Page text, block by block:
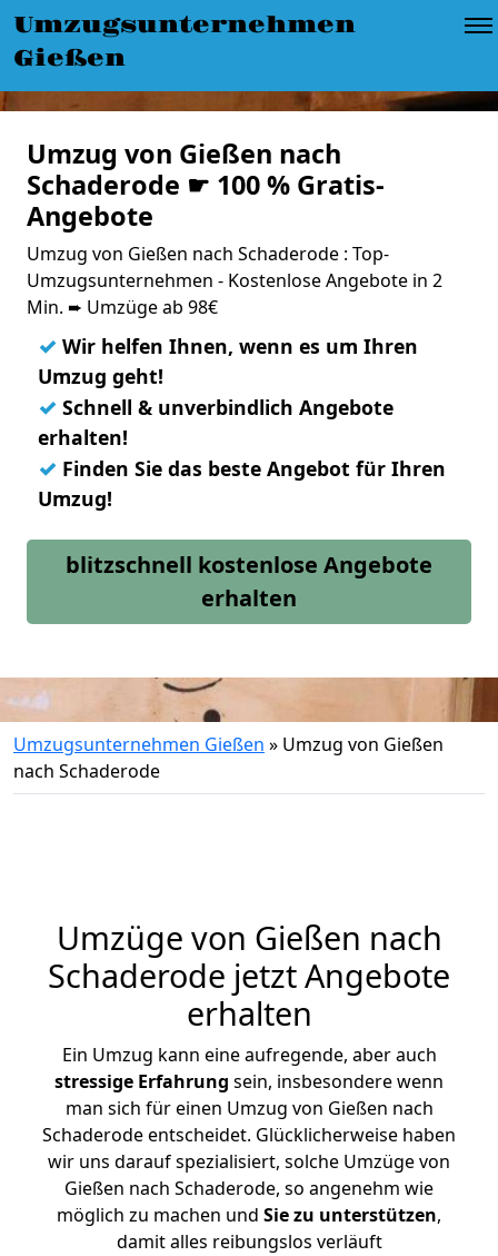
Umzugsunternehmen
Gießen
Umzug von Gießen nach
Schaderode ☛ 100 % Gratis-
Angebote
Umzug von Gießen nach Schaderode : Top-
Umzugsunternehmen - Kostenlose Angebote in 2
Min. ➨ Umzüge ab 98€
✓ Wir helfen Ihnen, wenn es um Ihren
Umzug geht!
✓ Schnell & unverbindlich Angebote
erhalten!
✓ Finden Sie das beste Angebot für Ihren
Umzug!
blitzschnell kostenlose Angebote
erhalten
Umzugsunternehmen Gießen » Umzug von Gießen
nach Schaderode
Umzüge von Gießen nach
Schaderode jetzt Angebote
erhalten
Ein Umzug kann eine aufregende, aber auch
stressige Erfahrung sein, insbesondere wenn
man sich für einen Umzug von Gießen nach
Schaderode entscheidet. Glücklicherweise haben
wir uns darauf spezialisiert, solche Umzüge von
Gießen nach Schaderode, so angenehm wie
möglich zu machen und Sie zu unterstützen,
damit alles reibungslos verläuft